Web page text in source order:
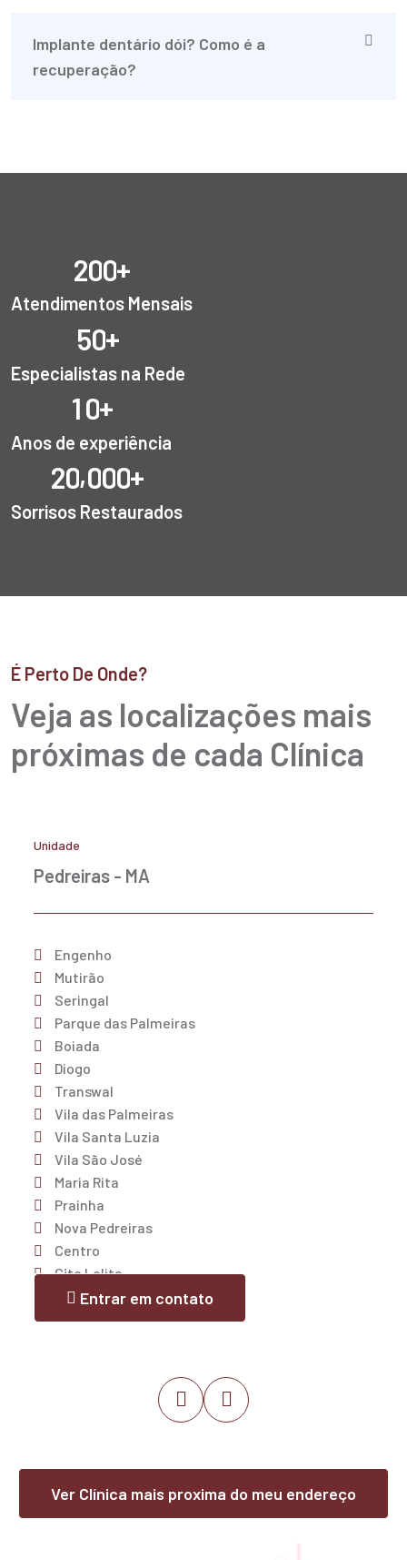
Implante dentário dói? Como é a
recuperação?
200+
Atendimentos Mensais
50+
Especialistas na Rede
10+
Anos de experiência
20,000+
Sorrisos Restaurados
É Perto De Onde?
Veja as localizações mais
próximas de cada Clínica
Unidade
Pedreiras - MA
Engenho
Mutirão
Seringal
Parque das Palmeiras
Boiada
Diogo
Transwal
Vila das Palmeiras
Vila Santa Luzia
Vila São José
Maria Rita
Prainha
Nova Pedreiras
Centro
Cjto Lolita
Trizidela
Joselândia
Lago dos Rodrigues
Poção de Pedras
Independência
Entrar em contato
Ver Clínica mais proxima do meu endereço